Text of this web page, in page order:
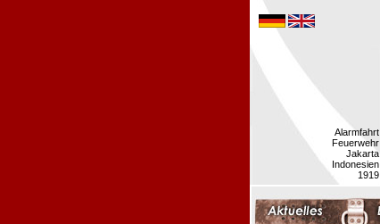
Alarmfahrt
Feuerwehr
Jakarta
Indonesien
1919